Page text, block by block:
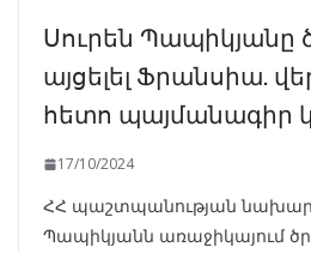
Սուրեն Պապիկյանը
այցելել Ֆրանսիա.
հետո պայմանագիր
17/10/2024
ՀՀ պաշտպանության
Պապիկյանն առաջիկայում